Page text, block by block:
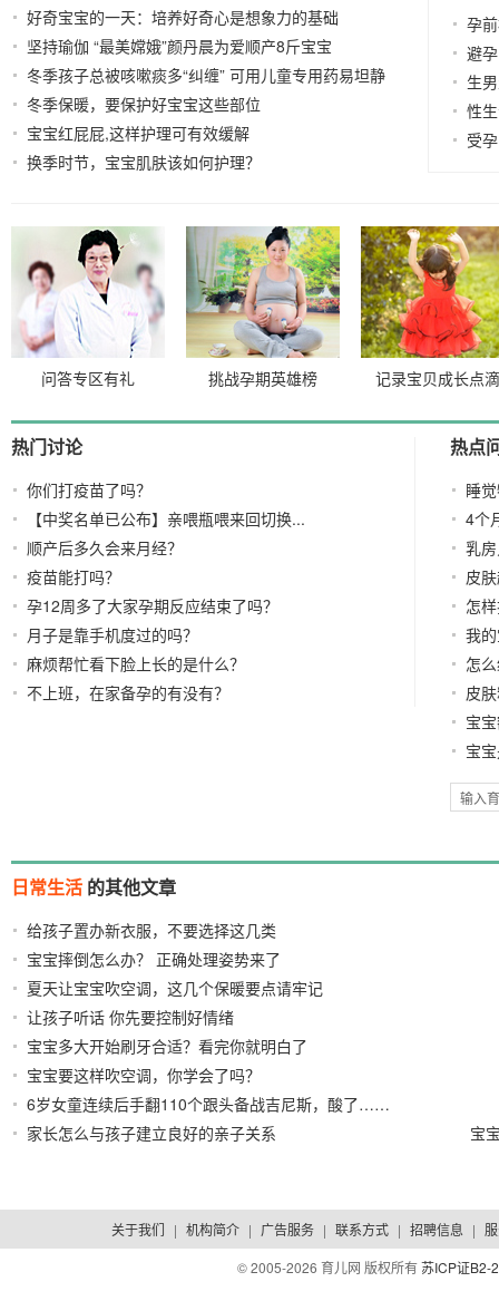
好奇宝宝的一天：培养好奇心是想象力的基础
17
坚持瑜伽 “最美嫦娥”颜丹晨为爱顺产8斤宝宝
07
冬季孩子总被咳嗽痰多“纠缠” 可用儿童专用药易坦静
2021-11-17
冬季保暖，要保护好宝宝这些部位
宝宝红屁屁,这样护理可有效缓解
换季时节，宝宝肌肤该如何护理？
孕
避孕
生
性
受孕
问答专区有礼 挑战孕期英雄榜 记录宝贝成长点滴
热门讨论
你们打疫苗了吗？
【中奖名单已公布】亲喂瓶喂来回切换...
顺产后多久会来月经？
疫苗能打吗？
孕12周多了大家孕期反应结束了吗？
月子是靠手机度过的吗？
麻烦帮忙看下脸上长的是什么？
不上班，在家备孕的有没有？
热点
睡
急！
4个
太多
乳
皮
怎
况
我
怎
皮
宝
宝
日常生活 的其他文章
给孩子置办新衣服，不要选择这几类
宝宝摔倒怎么办？ 正确处理姿势来了
夏天让宝宝吹空调，这几个保暖要点请牢记
让孩子听话 你先要控制好情绪
宝宝多大开始刷牙合适？看完你就明白了
宝宝要这样吹空调，你学会了吗？
6岁女童连续后手翻110个跟头备战吉尼斯，酸了……
2021/07/12
家长怎么与孩子建立良好的亲子关系 宝
关于我们 | 机构简介 | 广告服务 | 联系方式 | 招聘信息 |
© 2005-2026 育儿网 版权所有苏ICP证B2-